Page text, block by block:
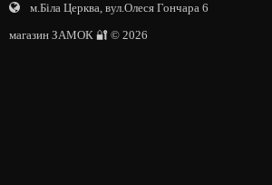
м.Біла Церква, вул.Олеся Гончара 6
магазин ЗАМОК 🔐 © 2026